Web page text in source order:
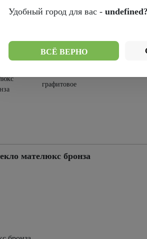
графитовое
мателюкс бронза
Удобный город для вас - undefined?
ВСЁ ВЕРНО